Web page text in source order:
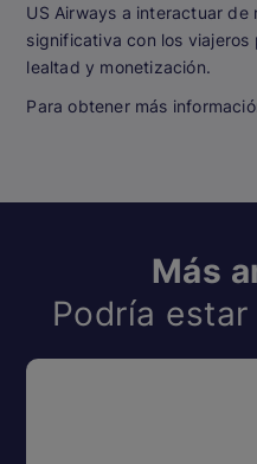
US Airways a interactuar de
significativa con los viajeros
lealtad y monetización.
Para obtener más
Más
Podría